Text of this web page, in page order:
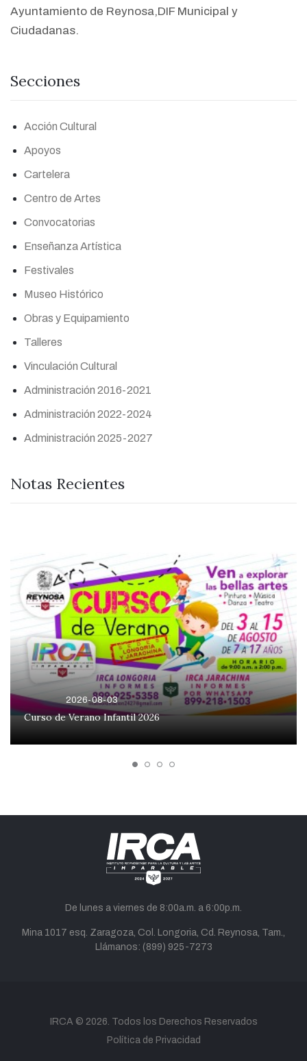
Ayuntamiento de Reynosa,DIF Municipal y
Ciudadanas.
Secciones
Acción Cultural
Apoyos
Cartelera
Centro de Artes
Convocatorias
Enseñanza Artística
Festivales
Museo Histórico
Obras y Equipamiento
Talleres
Vinculación Cultural
Administración 2016-2021
Administración 2022-2024
Administración 2025-2027
Notas Recientes
2026-08-03
Curso de Verano Infantil 2026
De lunes a viernes de 8:00a.m. a 6:00p.m.
Mina 1017 esq. Zaragoza, Col. Longoria, Cd. Reynosa, Tam.,
Llámanos: (899) 925-7273
IRCA © 2026. Todos los Derechos Reservados
Política de Privacidad